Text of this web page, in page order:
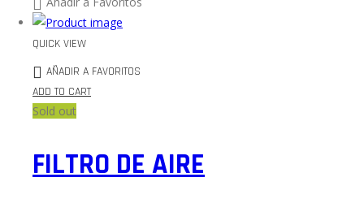
QUICK VIEW
AÑADIR A FAVORITOS
ADD TO CART
Sold out
FILTRO DE AIRE